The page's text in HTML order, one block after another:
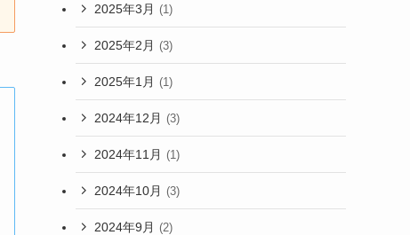
2025年3月 (1)
2025年2月 (3)
2025年1月 (1)
2024年12月 (3)
2024年11月 (1)
2024年10月 (3)
2024年9月 (2)